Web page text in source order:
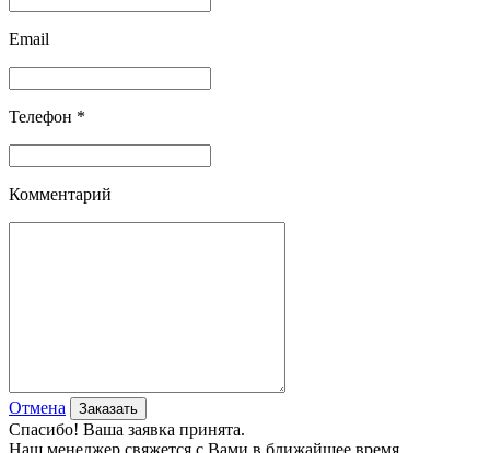
Email
Телефон *
Комментарий
Отмена
Спасибо! Ваша заявка принята.
Наш менеджер свяжется с Вами в ближайшее время.